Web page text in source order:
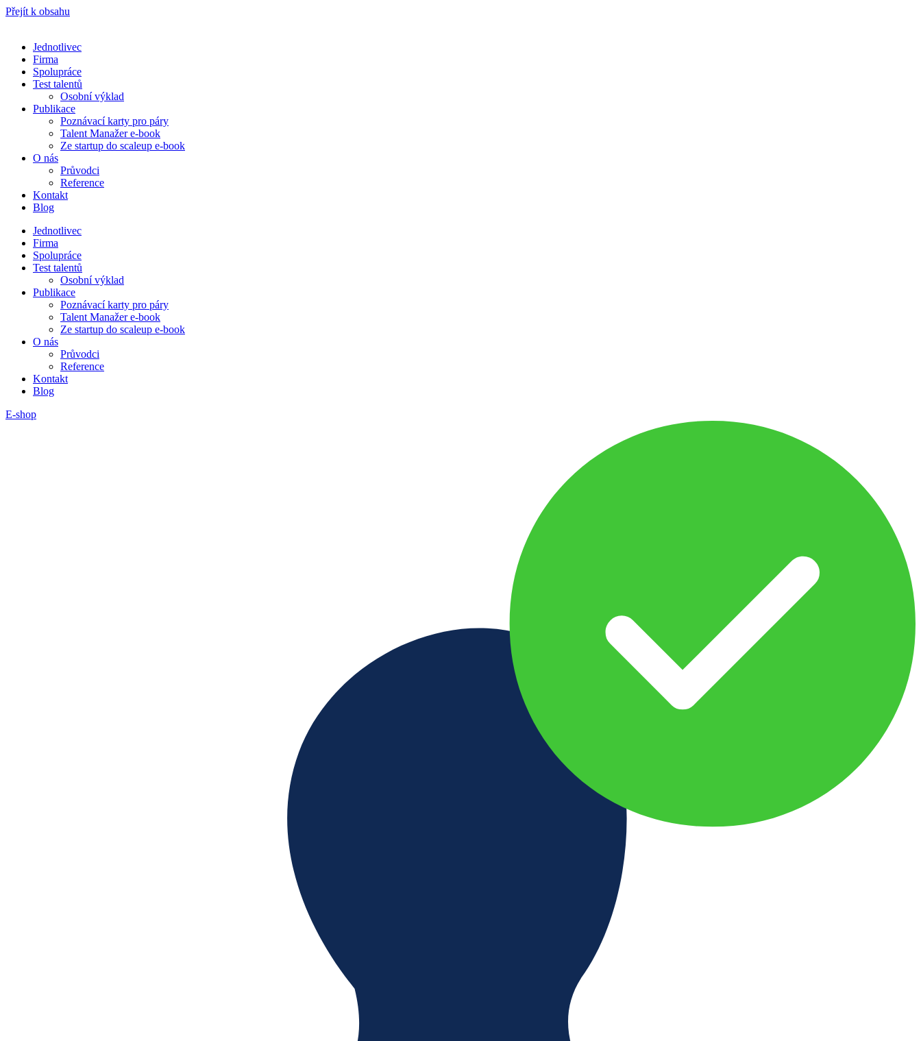
Přejít k obsahu
Jednotlivec
Firma
Spolupráce
Test talentů
Osobní výklad
Publikace
Poznávací karty pro páry
Talent Manažer e-book
Ze startup do scaleup e-book
O nás
Průvodci
Reference
Kontakt
Blog
Jednotlivec
Firma
Spolupráce
Test talentů
Osobní výklad
Publikace
Poznávací karty pro páry
Talent Manažer e-book
Ze startup do scaleup e-book
O nás
Průvodci
Reference
Kontakt
Blog
E-shop